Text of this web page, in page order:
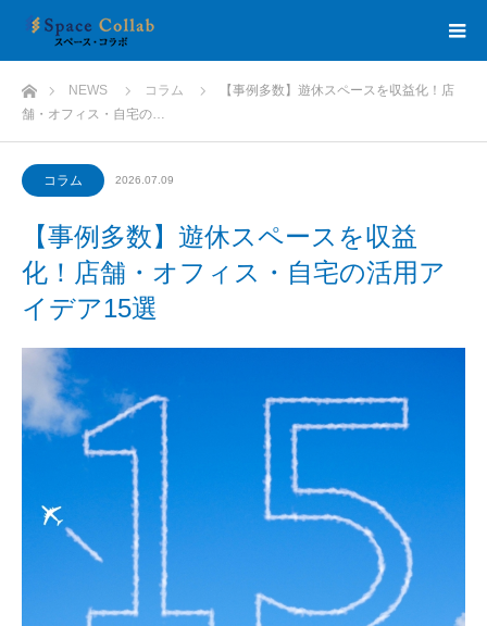
ホームNEWS コラム
【事例多数】遊休スペースを収益化！店
舗・オフィス・自宅の…
コラム 2026.07.09
【事例多数】遊休スペースを収益
化！店舗・オフィス・自宅の活用ア
イデア15選